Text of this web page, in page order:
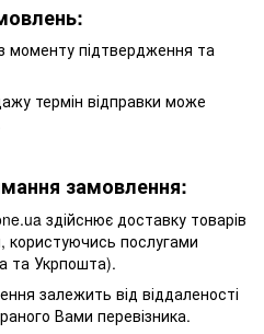
моменту підтвердження та
термін відправки може
замовлення:
здійснює доставку товарів
користуючись послугами
та Укрпошта).
залежить від віддаленості
Вами перевізника.